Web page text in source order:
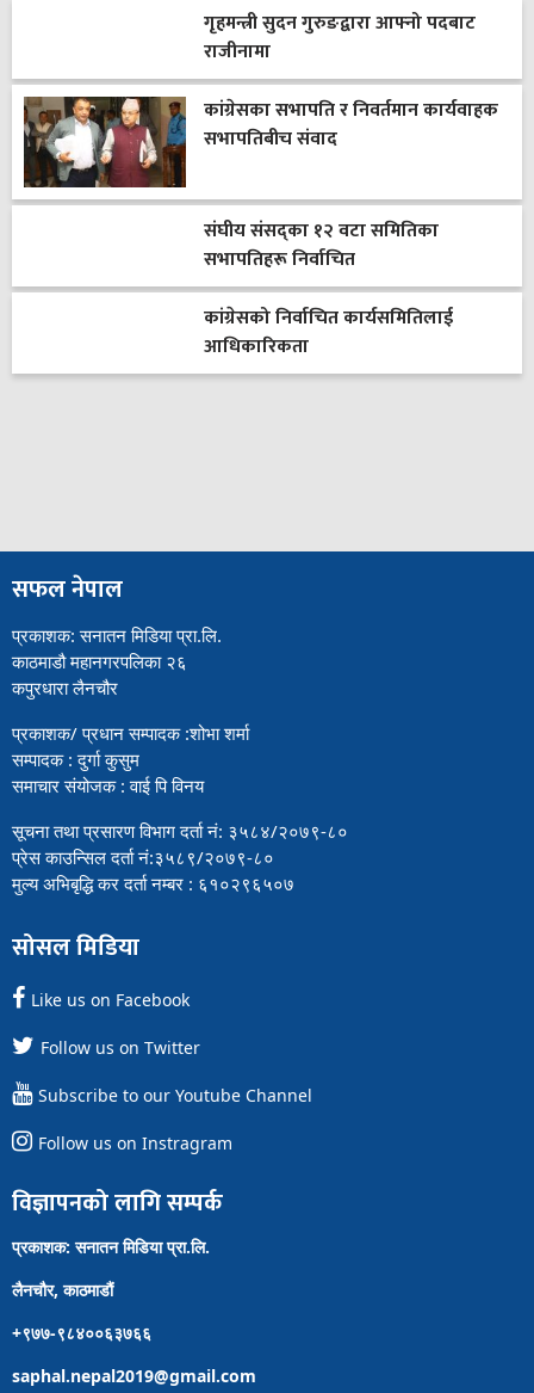
गृहमन्त्री सुदन गुरुङद्वारा आफ्नो पदबाट
राजीनामा
कांग्रेसका सभापति र निवर्तमान कार्यवाहक
सभापतिबीच संवाद
संघीय संसद्का १२ वटा समितिका
सभापतिहरू निर्वाचित
कांग्रेसको निर्वाचित कार्यसमितिलाई
आधिकारिकता
सफल नेपाल
प्रकाशक: सनातन मिडिया प्रा.लि.
काठमाडौ महानगरपलिका २६
कपुरधारा लैनचौर
प्रकाशक/ प्रधान सम्पादक :शोभा शर्मा
सम्पादक : दुर्गा कुसुम
समाचार संयोजक : वाई पि विनय
सूचना तथा प्रसारण विभाग दर्ता नं: ३५८४/२०७९-८०
प्रेस काउन्सिल दर्ता नं:३५८९/२०७९-८०
मुल्य अभिबृद्धि कर दर्ता नम्बर : ६१०२९६५०७
सोसल मिडिया
Like us on Facebook
Follow us on Twitter
Subscribe to our Youtube Channel
Follow us on Instragram
विज्ञापनको लागि सम्पर्क
प्रकाशक: सनातन मिडिया प्रा.लि.
लैनचौर, काठमाडौं
+९७७-९८४००६३७६६
saphal.nepal2019@gmail.com